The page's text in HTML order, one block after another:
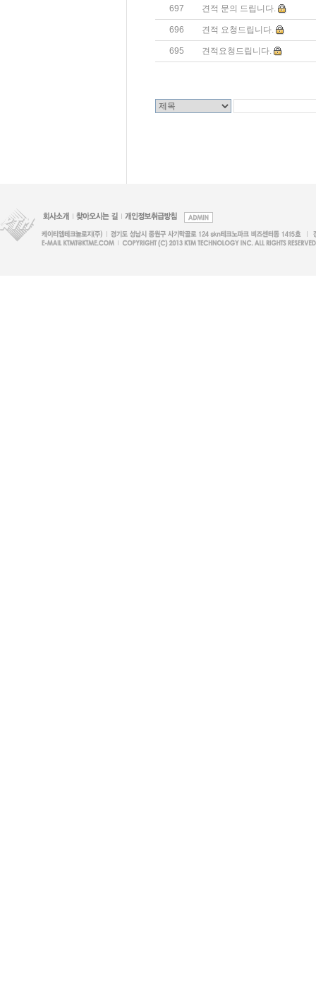
697 견적 문의 드립니다.
696 견적 요청드립니다.
695 견적요청드립니다.